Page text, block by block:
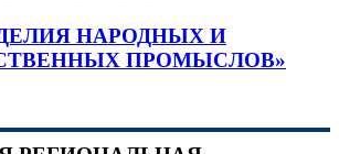
НАРОДНЫХ И
ПРОМЫСЛОВ»